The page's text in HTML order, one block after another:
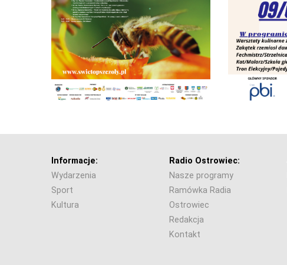
Informacje:
Wydarzenia
Sport
Kultura
Radio Ostrowiec:
Nasze programy
Ramówka Radia
Ostrowiec
Redakcja
Kontakt